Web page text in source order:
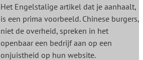
Het Engelstalige artikel dat je aanhaalt,
is een prima voorbeeld. Chinese burgers,
niet de overheid, spreken in het
openbaar een bedrijf aan op een
onjuistheid op hun website.